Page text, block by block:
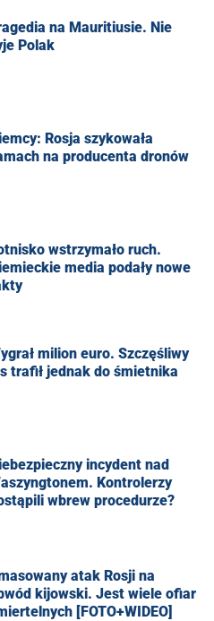
na Mauritiusie. Nie
Polak
Rosja szykowała
na producenta dronów
wstrzymało ruch.
media podały nowe
milion euro. Szczęśliwy
trafił jednak do śmietnika
incydent nad
Kontrolerzy
wbrew procedurze?
atak Rosji na
kijowski. Jest wiele ofiar
[FOTO+WIDEO]